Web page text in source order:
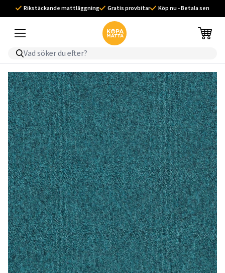
Rikstäckande mattläggning Gratis provbitar Köp nu - Betala sen